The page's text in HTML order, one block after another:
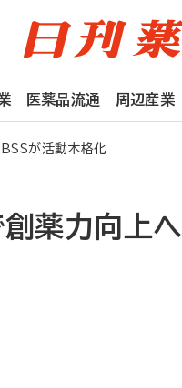
医薬品流通 周辺産業
が活動本格化
薬力向上へ